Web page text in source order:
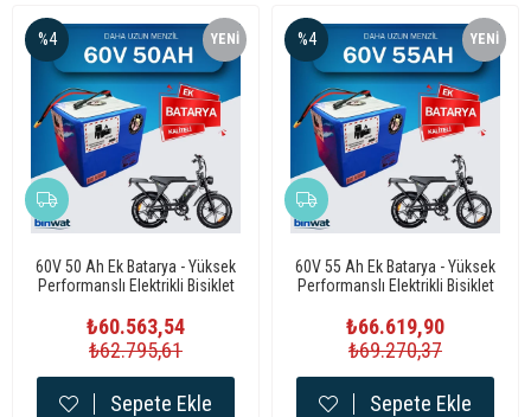
60V 50 Ah Ek Batarya - Yüksek
Performanslı Elektrikli Bisiklet
₺60.563,54
₺62.795,61
%4 YENI
ÜRÜN
Sepete Ekle
60V 55 Ah Ek Batarya - Yüksek
Performanslı Elektrikli Bisiklet
₺66.619,90
₺69.270,37
%4 YENI
ÜRÜN
Sepete Ekle